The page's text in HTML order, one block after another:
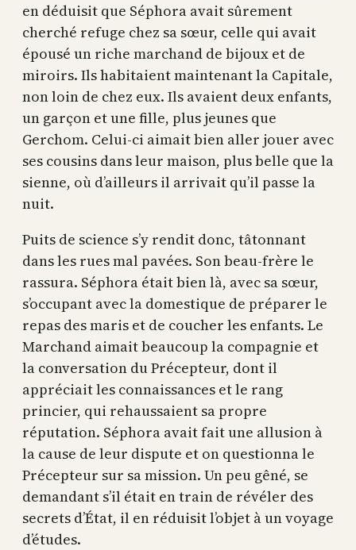
en déduisit que Séphora avait sûrement
cherché refuge chez sa sœur, celle qui avait
épousé un riche marchand de bijoux et de
miroirs. Ils habitaient maintenant la Capitale,
non loin de chez eux. Ils avaient deux enfants,
un garçon et une fille, plus jeunes que
Gerchom. Celui-ci aimait bien aller jouer avec
ses cousins dans leur maison, plus belle que la
sienne, où d’ailleurs il arrivait qu’il passe la
nuit.
Puits de science s’y rendit donc, tâtonnant
dans les rues mal pavées. Son beau-frère le
rassura. Séphora était bien là, avec sa sœur,
s’occupant avec la domestique de préparer le
repas des maris et de coucher les enfants. Le
Marchand aimait beaucoup la compagnie et
la conversation du Précepteur, dont il
appréciait les connaissances et le rang
princier, qui rehaussaient sa propre
réputation. Séphora avait fait une allusion à
la cause de leur dispute et on questionna le
Précepteur sur sa mission. Un peu gêné, se
demandant s’il était en train de révéler des
secrets d’État, il en réduisit l’objet à un voyage
d’études.